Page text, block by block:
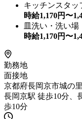
キッチンスタッ
時給1,170円〜
皿洗い・洗い場
時給1,170円〜
勤務地
面接地
京都府長岡京市城の
長岡京駅 徒歩10分、
歩10分